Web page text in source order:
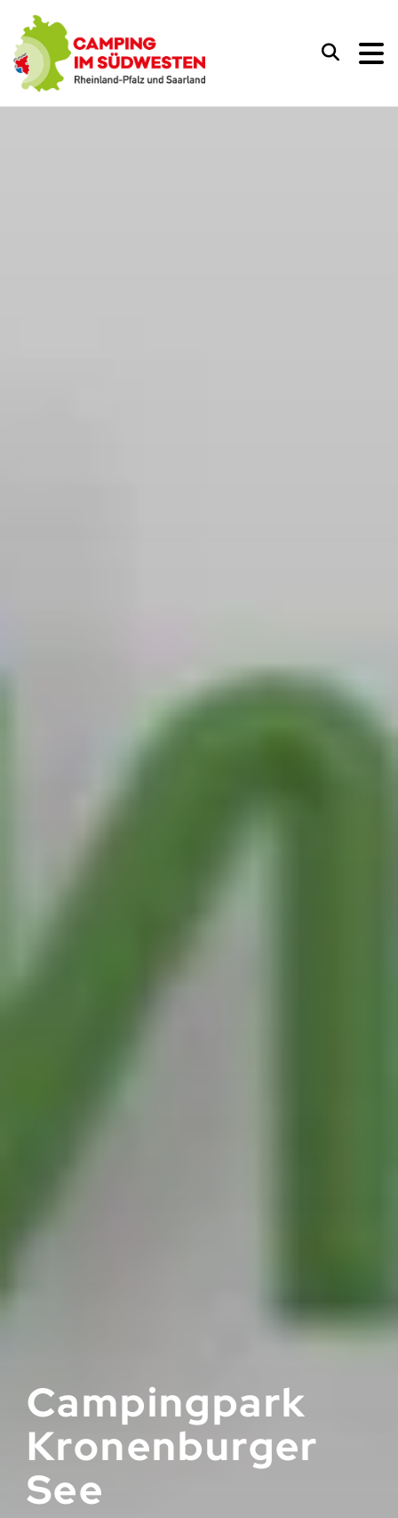
Suchen
Campingpark
Kronenburger
See